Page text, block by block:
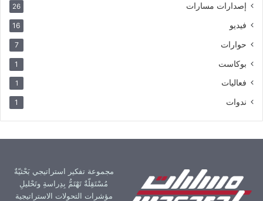
إصدارات مسارات 26
فيديو 16
حوارات 7
بوكاست 1
فعاليات 1
ندوات 1
مجموعة تفكير استراتيجي بَحْثيّةٌ
مُسْتَقِلّةٌ تَهْتَمُّ بِدِراسةِ وتَحْليلِ
مؤشرات التحولات الاستراتيجية